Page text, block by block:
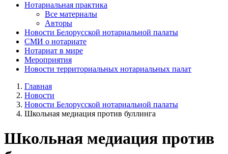
Нотариальная практика
Все материалы
Авторы
Новости Белорусской нотариальной палаты
СМИ о нотариате
Нотариат в мире
Мероприятия
Новости территориальных нотариальных палат
Главная
Новости
Новости Белорусской нотариальной палаты
Школьная медиация против буллинга
Школьная медиация против